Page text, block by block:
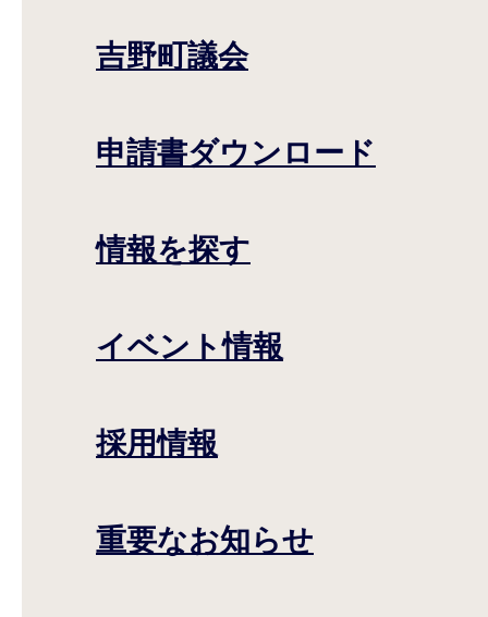
吉野町議会
申請書ダウンロード
情報を探す
イベント情報
採用情報
重要なお知らせ